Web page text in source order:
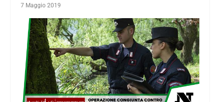
7 Maggio 2019